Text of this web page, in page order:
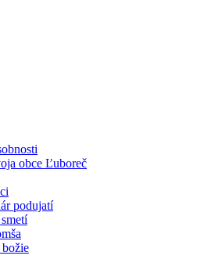
obce Ľuboreč
podujatí